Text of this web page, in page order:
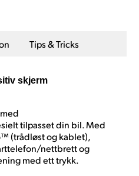
Tips & Tricks
skjerm
tilpasset din bil. Med
(trådløst og kablet),
nettbrett og
med ett trykk.